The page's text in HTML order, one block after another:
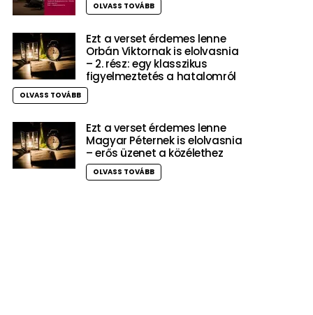
OLVASS TOVÁBB
Ezt a verset érdemes lenne
Orbán Viktornak is elolvasnia
– 2. rész: egy klasszikus
figyelmeztetés a hatalomról
OLVASS TOVÁBB
Ezt a verset érdemes lenne
Magyar Péternek is elolvasnia
– erős üzenet a közélethez
OLVASS TOVÁBB